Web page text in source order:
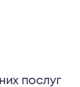
послуг